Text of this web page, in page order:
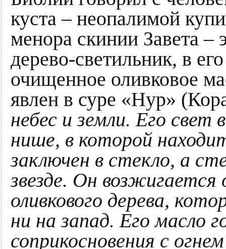
куста – неопалимой
менора скинии Завета –
дерево-светильник, в
очищенное оливковое
явлен в суре «Нур»
небес и земли. Его свет
нише, в которой
заключен в стекло, а
звезде. Он возжигается
оливкового дерева,
ни на запад. Его масло
соприкосновения с